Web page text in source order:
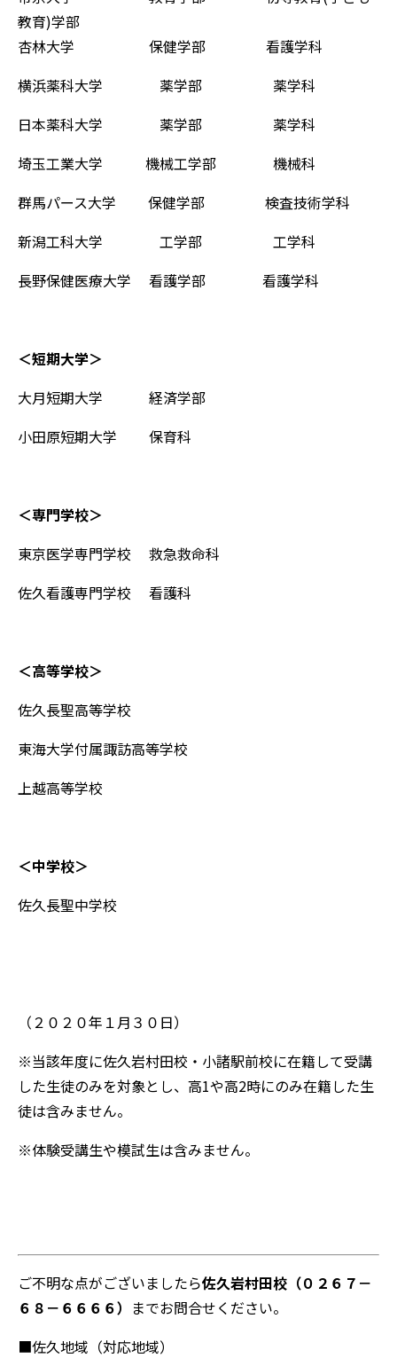
教育)学部
杏林大学 保健学部 看護学科
横浜薬科大学 薬学部 薬学科
日本薬科大学 薬学部 薬学科
埼玉工業大学 機械工学部 機械科
群馬パース大学 保健学部 検査技術学科
新潟工科大学 工学部 工学科
長野保健医療大学 看護学部 看護学科
＜短期大学＞
大月短期大学 経済学部
小田原短期大学 保育科
＜専門学校＞
東京医学専門学校 救急救命科
佐久看護専門学校 看護科
＜高等学校＞
佐久長聖高等学校
東海大学付属諏訪高等学校
上越高等学校
＜中学校＞
佐久長聖中学校
（２０２０年１月３０日）
※当該年度に佐久岩村田校・小諸駅前校に在籍して受講
した生徒のみを対象とし、高1や高2時にのみ在籍した生
徒は含みません。
※体験受講生や模試生は含みません。
ご不明な点がございましたら佐久岩村田校（０２６７－
６８－６６６６） までお問合せください。
■佐久地域（対応地域）